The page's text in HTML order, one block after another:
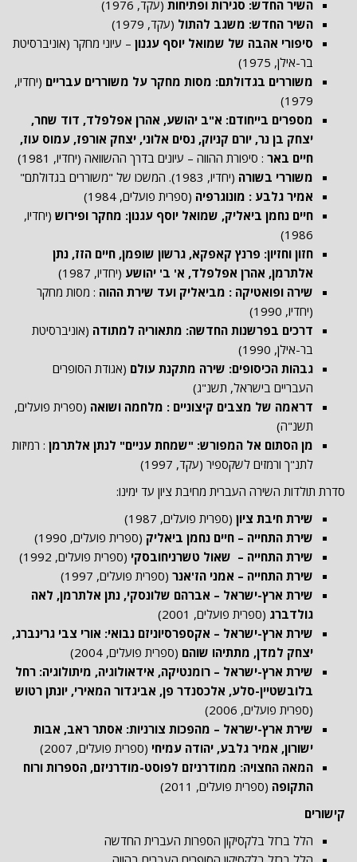
השיר החדש: סגירות ופתיחות (עקד, 1976)
השיר החדש: משגב להתול (עקד, 1979)
סיפורי אהבה של שמואל יוסף עגנון – עיוני מחקר (אוניברסיטת
בר-אילן, 1975)
משוררים בגדולתם: מסות מחקר על משוררים עבריים (יחדיו,
1979)
מספרים בייחודם: א"ב יהושע, אהרן אפלפלד, דוד שחר,
יצחק בן נר, יורם קניוק, נסים אלוני, יצחק אורפז, עמוס עוז,
חיים באר : סיפורת ההווה – עיונים בדרך ההשוואה (יחדיו, 1981)
משוררי בשורה (יחדיו, 1983). המשכו של "משוררים בגדולתם"
אמיר גלבע : מונוגרפיה (ספרית פועלים, 1984)
חיים נחמן ביאליק, שמואל יוסף עגנון: מחקר ופירוש (יחדיו,
1986)
חזון וחזיון: פרנץ קאפקא, גרשון שופמן, חיים הזז, נתן
אלתרמן, אהרן אפלפלד, א' ב' יהושע (יחדיו, 1987)
שירה ופואטיקה : מביאליק ועד שירת ההוה : מסות מחקר
(יחדיו, 1990)
דרכים בפרשנות החדשה: מתאוריה למתודה (אוניברסיטת
בר-אילן, 1990)
גבהות הכיסופים: שירה מתקנת עולם (אגודת הסופרים
העבריים בישראל, תשנ"ג)
דראמה של מצבים קיצוניים : מלחמה ושואה (ספרית פועלים,
תשנ"ה)
מן הסתום אל המפורש: "שמחת עניים" לנתן אלתרמן : רמיזות
לתנ"ך ורמזים לשקספיר (עקד, 1997)
סדרת תולדות השירה העברית מחיבת ציון עד ימינו:
שירת חיבת ציון (ספרית פועלים, 1987)
שירת התחייה – חיים נחמן ביאליק (ספרית פועלים, 1990)
שירת התחייה – שאול טשרניחובסקי (ספרית פועלים, 1992)
שירת התחייה – אמני הז'אנר (ספרית פועלים, 1997)
שירת ארץ-ישראל – אברהם שלונסקי, נתן אלתרמן, לאה
גולדברג (ספרית פועלים, 2001)
שירת ארץ-ישראל – אקספרסיוניזם נבואי: אורי צבי גרינברג,
יצחק למדן, מתתיהו שוהם (ספרית פועלים, 2004)
שירת ארץ-ישראל – רומנטיקה, אידאולוגיה, מיתולוגיה: רחל
בלובשטיין-סלע, אלכסנדר פן, אביגדור המאירי, יונתן רטוש
(ספרית פועלים, 2006)
שירת ארץ-ישראל – מהפכות צורניות: אסתר ראב, אבות
ישורון, אמיר גלבע, יהודה עמיחי (ספרית פועלים, 2007)
המאה החצויה: ממודרניזם לפוסט-מודרניזם, הספרות ורוח
התקופה (ספרית פועלים, 2011)
קישורים
הלל ברזל בלקסיקון הספרות העברית החדשה